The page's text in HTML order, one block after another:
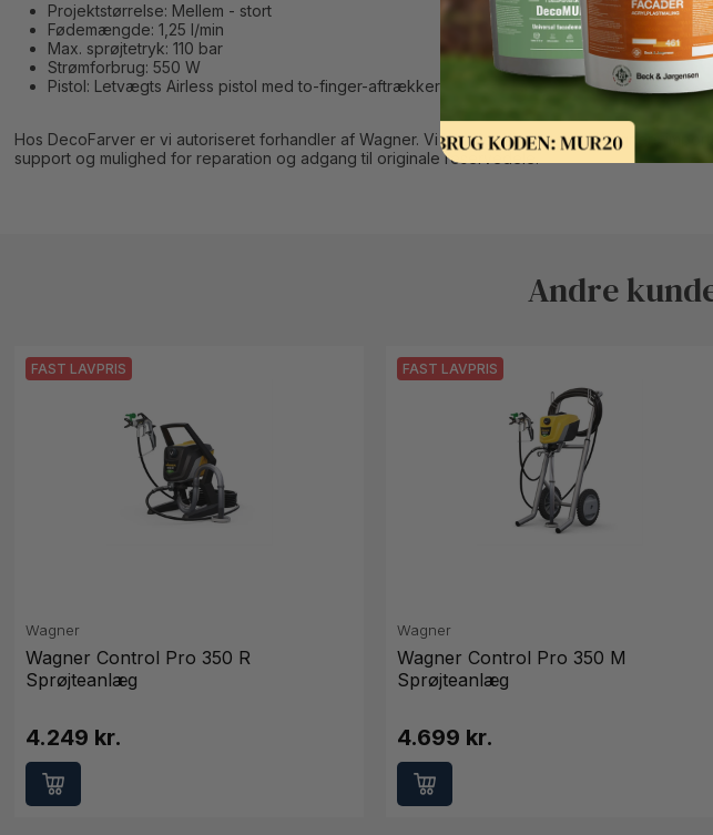
Projektstørrelse: Mellem - stort
Fødemængde: 1,25 l/min
Max. sprøjtetryk: 110 bar
Strømforbrug: 550 W
Pistol: Letvægts Airless pistol med to-finger-aftrækker
Hos DecoFarver er vi autoriseret forhandler af Wagner. Vi handler direkte med Wagners
support og mulighed for reparation og adgang til originale reservedele.
Andre
FAST LAVPRIS
Wagner
Wagner Control Pro 350 R
Sprøjteanlæg
4.249 kr.
FAST LAVPRIS
Wagner
Wagner Control Pro 350 M
Sprøjteanlæg
4.699 kr.